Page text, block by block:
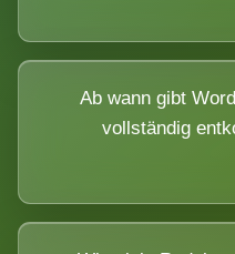
Ab wann gibt
vollständig